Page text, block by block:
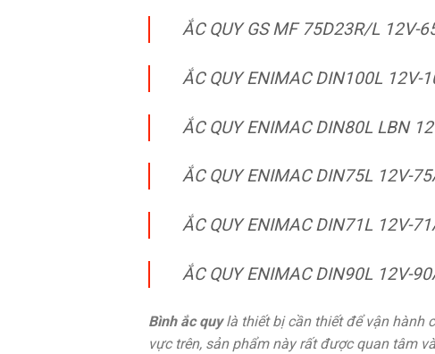
ẮC QUY GS MF 75D23R/L 12V-
ẮC QUY ENIMAC DIN100L 12V-
ẮC QUY ENIMAC DIN80L LBN
ẮC QUY ENIMAC DIN75L 12V-
ẮC QUY ENIMAC DIN71L 12V-
ẮC QUY ENIMAC DIN90L 12V-
Bình ắc quylà thiết bị cần thiết để vận hành
vực trên, sản phẩm này rất được quan tâm